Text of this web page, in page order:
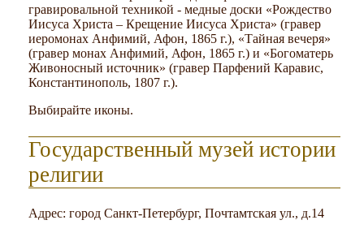
гравировальной техникой - медные доски «Рождество
Иисуса Христа – Крещение Иисуса Христа» (гравер
иеромонах Анфимий, Афон, 1865 г.), «Тайная вечеря»
(гравер монах Анфимий, Афон, 1865 г.) и «Богоматерь
Живоносный источник» (гравер Парфений Каравис,
Константинополь, 1807 г.).
Выбирайте иконы.
Государственный музей истории
религии
Адрес: город Санкт-Петербург, Почтамтская ул., д.14